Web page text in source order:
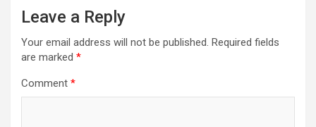
Leave a Reply
Your email address will not be published. Required fields
are marked *
Comment *